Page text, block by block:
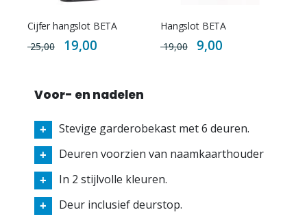
Cijfer hangslot BETA
25,00
Special
Price
19,00
Hangslot BETA
19,00
Special
Price
9,00
Voor- en nadelen
Stevige garderobekast met 6 deuren.
Deuren voorzien van naamkaarthouder
In 2 stijlvolle kleuren.
Deur inclusief deurstop.